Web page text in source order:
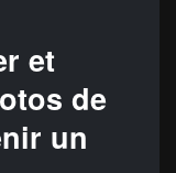
et
de
un